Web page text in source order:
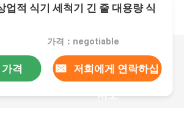
업적 식기 세척기 긴 줄 대용량 식
가격：negotiable
격 저희에게 연락하십
시오